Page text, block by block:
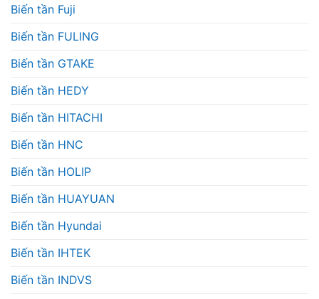
Biến tần Fuji
Biến tần FULING
Biến tần GTAKE
Biến tần HEDY
Biến tần HITACHI
Biến tần HNC
Biến tần HOLIP
Biến tần HUAYUAN
Biến tần Hyundai
Biến tần IHTEK
Biến tần INDVS